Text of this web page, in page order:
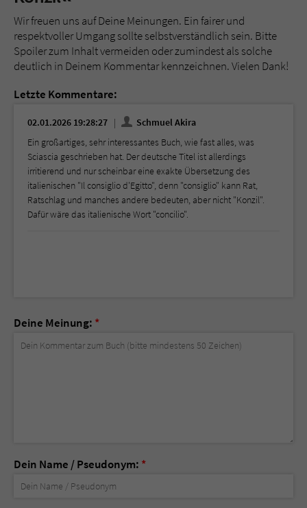
Wir freuen uns auf Deine Meinungen. Ein fairer und
respektvoller Umgang sollte selbstverständlich sein. Bitte
Spoiler zum Inhalt vermeiden oder zumindest als solche
deutlich in Deinem Kommentar kennzeichnen. Vielen Dank!
Letzte Kommentare:
02.01.2026 19:28:27
Schmuel Akira
Ein großartiges, sehr interessantes Buch, wie fast alles, was
Sciascia geschrieben hat. Der deutsche Titel ist allerdings
irritierend und nur scheinbar eine exakte Übersetzung des
italienischen "Il consiglio d'Egitto", denn "consiglio" kann Rat,
Ratschlag und manches andere bedeuten, aber nicht "Konzil".
Dafür wäre das italienische Wort "concilio".
Deine Meinung: *
Dein Name / Pseudonym: *